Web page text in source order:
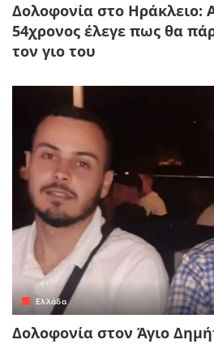
Δολοφονία στο Ηράκλειο:
54χρονος έλεγε πως θα
τον γιο του
Ελλάδα
Δολοφονία στον Άγιο